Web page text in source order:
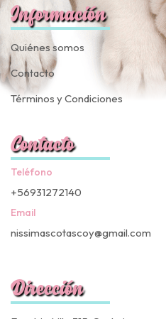
Información
Quiénes somos
Contacto
Términos y Condiciones
Contacto
Teléfono
+56931272140
Email
nissimascotascoy@gmail.com
Dirección